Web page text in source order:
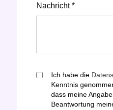
Nachricht *
Ich habe die
Kenntnis
dass meine
Beantwortung